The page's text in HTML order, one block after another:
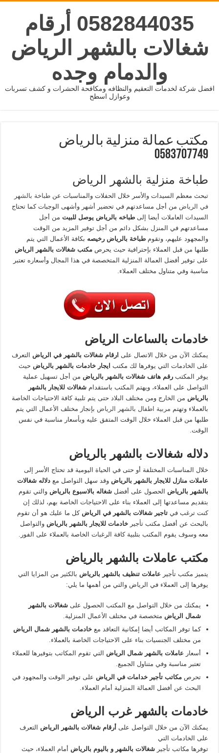
0582844035 أرقام
شغالات بالشهر الرياض
والدمام وجده
افضل شركة لخدمات التعقيم والنظافه ومكافحة الحشرات و كشف تسربات
وعوازل اسطح
مكتب عمالة منزلية بالرياض
0583707749
طباخة منزلية بالشهر الرياض
تبحث معظم السيدات والأسر خلال الحفلات والمناسبات عنطباخة بالشهر
في الرياض من أجل مساعدتهم في تحضير أشهر وأشهى الوجبات كما تحتاج
السيدات العاملات أيضا إلىطباخه بالرياض يوصل للبيت من أجل
مساعدتهم في المنزل بشكل دائم من أجل توفير المزيد من الوقت
والمجهود عليهم، وتقومطباخة بالرياض رخيصه بكافة الأعمال التي يتم
طلبها من قبل العملاء بإحترافية حيث يحرصمكتب شغالات بالشهر الرياض
على توفير أفضل العمالة المنزلية المتخصصة في هذا المجال وأسعاره تعتبر
مناسبة وفي متناول مختلف العملاء.
خادمات بالساعات الرياض
يمكنك الآن من خلال الاتصال على ارقام شغالات بالشهر في الرياض
التعرف
على الخادمات التي يوفرها لك مكتب ايجار خادمات بالشهر بالرياض حيث
يوفر المكتبرقم هاتف شغالات بالشهر بالرياض من أجل تسهيل عملية
التواصل على العملاء، ويهتم المكتب باستقدامشغالات للايجار بالشهر
بالرياض من الخارج ومن مختلف البلاد حتى يتم تلبية كافة الاحتياجات الخاصة
بالعملاء وتهتم مربية اطفال بالشهر الرياض بإنجاز مختلف الأعمال التي يتم
طلبها من قبل العملاء خلال الوقت المتفق عليه وبأسعار مناسبة في نفس
الوقت.
دلاله شغالات بالشهر بالرياض
خلال المناسبات المختلفة أو حتى في الحياة اليومية قد تحتاج الأسر إلى
عاملات منازل للايجار بالشهر بالرياضوقد سهل التواصل معدلاله شغالات
بالشهر بالرياض
الحصول على أفضلشغاله بالاسبوع بالرياضوالتي تقوم
بتقديم مساعدتها إلى العملاء بناء على الاحتياجات الخاصة بهم، لذلك إن
كنت ترغب فيتاجير شغالات بالشهر في الرياضكل ما عليك هو أن تقوم
بالبحث عن أفضل مكتب تأجيرخادمات للايجار بالشهر بالرياضوالتواصل
معه وسوف يقوم المكتب بتلبية كافة الرغبات الخاصة بالعملاء على الفور.
مكتب عاملات بالشهر بالرياض
يتميز مكتب تأجير عاملات تنظيف بالشهر بالرياض بالكثير من المزايا التي
يوفرها إلى العملاء في الرياض والتي من أهمها ما يلي:
يمكنك من خلال التواصل مع المكتب الحصول علىشغالات بالشهر
شمال الرياض متخصصة في مختلف الأعمال المنزلية.
كما توفر المكاتب أيضا إمكانية التعاقد معخادمات بالشهر شمال الرياض
من مختلف الجنسيات بناء على الاحتياجات الخاصة بالعملاء.
أسعار عاملات بالشهر شمال الرياض
التي تقوم المكاتب بتوفيرها للعملاء
تعتبر مناسبة وفي متناول الجميع.
تحرصمكاتب تأجير خدامات في الرياض على توفير الوقت والمجهود في
البحث عن أفضل العمالة المنزلية أمام العملاء.
خادمات بالشهر غرب الرياض
يمكنك الآن من خلال التواصل على أرقام شغالات بالشهر الرياض
التعرف
على الخادمات التي
توفرها مكاتب تأجيرشغالات بالشهر و باليوم بالرياض أمام العملاء، حيث